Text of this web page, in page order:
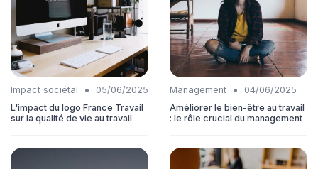
Impact sociétal •
05/06/2025
L'impact du logo France Travail
sur la qualité de vie au travail
Management •
04/06/2025
Améliorer le bien-être au travail
: le rôle crucial du management